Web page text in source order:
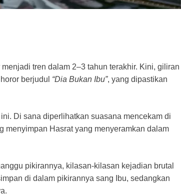
tren dalam 2–3 tahun terakhir. Kini, giliran
berjudul “Dia Bukan Ibu”, yang dipastikan
Di sana diperlihatkan suasana mencekam di
menyimpan Hasrat yang menyeramkan dalam
pikirannya, kilasan-kilasan kejadian brutal
di dalam pikirannya sang Ibu, sedangkan